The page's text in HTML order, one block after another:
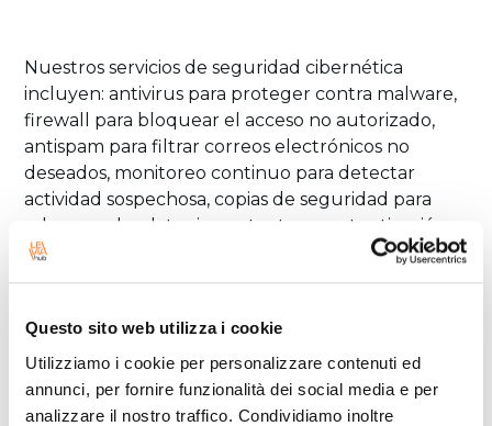
Questo sito web utilizza i cookie
Utilizziamo i cookie per personalizzare contenuti ed
annunci, per fornire funzionalità dei social media e per
analizzare il nostro traffico. Condividiamo inoltre
Nuestros servicios de seguridad cibernética
incluyen: antivirus para proteger contra malware,
firewall para bloquear el acceso no autorizado,
antispam para filtrar correos electrónicos no
deseados, monitoreo continuo para detectar
actividad sospechosa, copias de seguridad para
salvaguardar datos importantes, y autenticación
multifactor para una capa adicional de seguridad
¡Cada servicio juega un papel clave en la
Nuestros servicios de Cyber
Security